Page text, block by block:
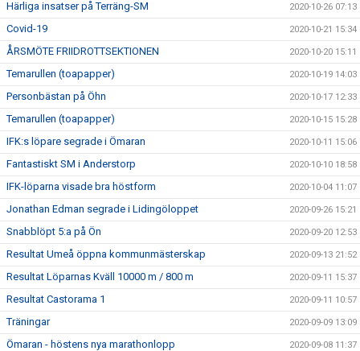
Härliga insatser på Terräng-SM 2020-10-26 07:13
Covid-19 2020-10-21 15:34
ÅRSMÖTE FRIIDROTTSEKTIONEN 2020-10-20 15:11
Temarullen (toapapper) 2020-10-19 14:03
Personbästan på Öhn 2020-10-17 12:33
Temarullen (toapapper) 2020-10-15 15:28
IFK:s löpare segrade i Ömaran 2020-10-11 15:06
Fantastiskt SM i Anderstorp 2020-10-10 18:58
IFK-löparna visade bra höstform 2020-10-04 11:07
Jonathan Edman segrade i Lidingöloppet 2020-09-26 15:21
Snabblöpt 5:a på Ön 2020-09-20 12:53
Resultat Umeå öppna kommunmästerskap 2020-09-13 21:52
Resultat Löparnas Kväll 10000 m / 800 m 2020-09-11 15:37
Resultat Castorama 1 2020-09-11 10:57
Träningar 2020-09-09 13:09
Ömaran - höstens nya marathonlopp 2020-09-08 11:37